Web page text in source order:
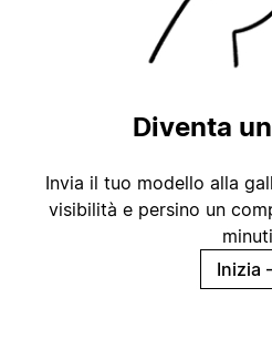
Diventa
Invia il tuo modello alla
visibilità e persino un
minuti
Inizia